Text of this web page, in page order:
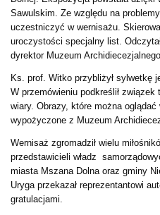
Sawulskim. Ze względu na
uczestniczyć w wernisażu.
uroczystości specjalny list.
dyrektor Muzeum Archidiecezjalnego.
Ks. prof. Witko przybliżył sylwetkę
W przemówieniu podkreślił
wiary. Obrazy, które można
wypożyczone z Muzeum
Wernisaż zgromadził wielu
przedstawicieli władz
miasta Mszana Dolna oraz gminy
Uryga przekazał reprezentantowi
gratulacjami.